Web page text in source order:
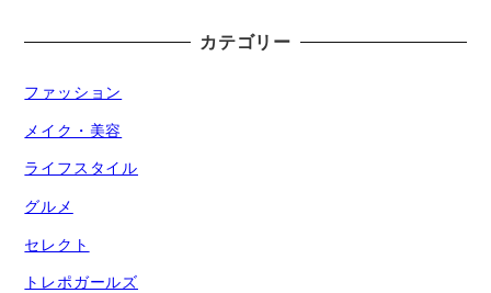
カテゴリー
ファッション
メイク・美容
ライフスタイル
グルメ
セレクト
トレポガールズ